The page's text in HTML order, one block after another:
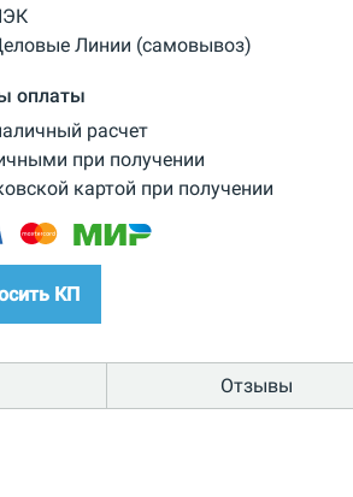
Линии (самовывоз)
оплаты
расчет
при получении
картой при получении
КП
Отзывы